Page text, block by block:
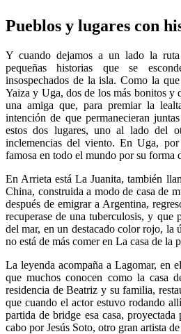
Pueblos y lugares con
Y cuando dejamos a un lado la ruta
pequeñas historias que se
insospechados de la isla. Como la
Yaiza y Uga, dos de los más bonitos y
una amiga que, para premiar la
intención de que permanecieran
estos dos lugares, uno al lado del
inclemencias del viento. En Uga,
famosa en todo el mundo por su forma
En Arrieta está La Juanita, también
China, construida a modo de casa de
después de emigrar a Argentina,
recuperase de una tuberculosis, y que
del mar, en un destacado color rojo, la
no está de más comer en La casa de la
La leyenda acompaña a Lagomar, en
que muchos conocen como la casa
residencia de Beatriz y su familia,
que cuando el actor estuvo rodando
partida de bridge esa casa,
cabo por Jesús Soto, otro gran artista